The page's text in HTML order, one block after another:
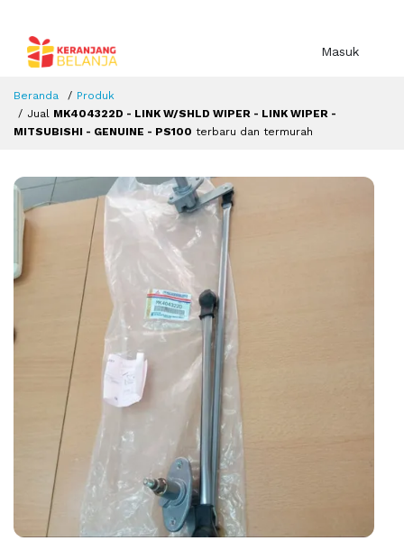
Masuk
Beranda
Produk
Jual MK404322D - LINK W/SHLD WIPER - LINK WIPER -
MITSUBISHI - GENUINE - PS100 terbaru dan termurah